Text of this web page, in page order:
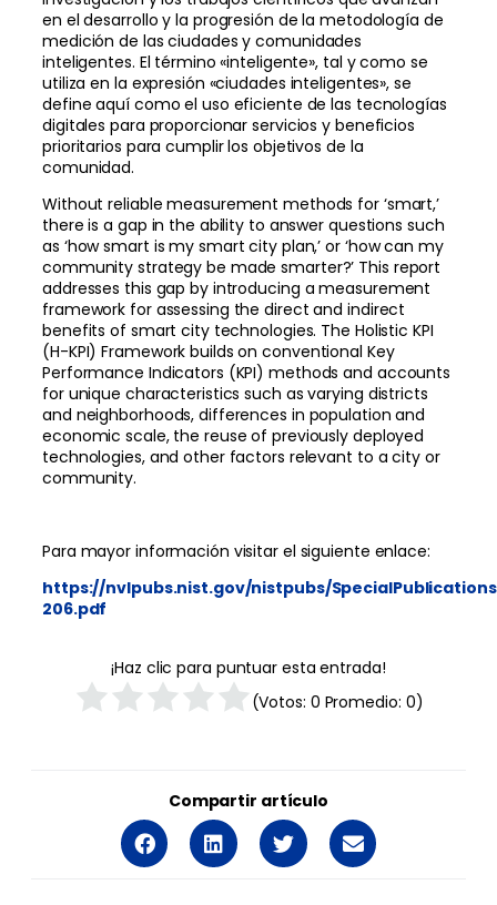
en el desarrollo y la progresión de la metodología de
medición de las ciudades y comunidades
inteligentes. El término «inteligente», tal y como se
utiliza en la expresión «ciudades inteligentes», se
define aquí como el uso eficiente de las tecnologías
digitales para proporcionar servicios y beneficios
prioritarios para cumplir los objetivos de la
comunidad.
Without reliable measurement methods for ‘smart,’
there is a gap in the ability to answer questions such
as ‘how smart is my smart city plan,’ or ‘how can my
community strategy be made smarter?’ This report
addresses this gap by introducing a measurement
framework for assessing the direct and indirect
benefits of smart city technologies. The Holistic KPI
(H-KPI) Framework builds on conventional Key
Performance Indicators (KPI) methods and accounts
for unique characteristics such as varying districts
and neighborhoods, differences in population and
economic scale, the reuse of previously deployed
technologies, and other factors relevant to a city or
community.
Para mayor información visitar el siguiente enlace:
https://nvlpubs.nist.gov/nistpubs/SpecialPublications/
206.pdf
¡Haz clic para puntuar esta entrada!
(Votos: 0 Promedio: 0)
Compartir artículo